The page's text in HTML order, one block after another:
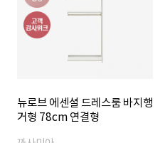
뉴로브 에센셜 드레스룸 바지행
거형 78cm 연결형